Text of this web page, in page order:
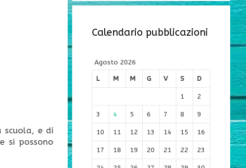
scuola, e di
si possono
Calendario pubblicazioni
Agosto 2026
L
M M G V S D
1 2
3 4 5 6 7 8 9
10 11 12 13 14 15 16
17 18 19 20 21 22 23